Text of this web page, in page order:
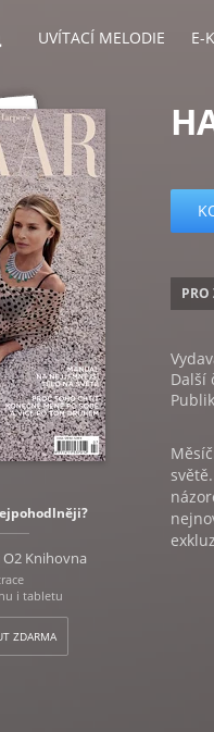
UVÍTACÍ MELODIE E-
Knihovna
i tabletu
ZDARMA
PRO
Další